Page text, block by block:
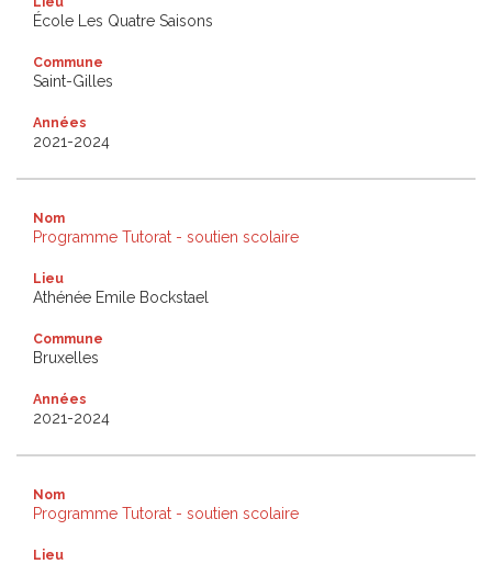
École Les Quatre Saisons
Commune
Saint-Gilles
Années
2021-2024
Nom
Programme Tutorat - soutien scolaire
Lieu
Athénée Emile Bockstael
Commune
Bruxelles
Années
2021-2024
Nom
Programme Tutorat - soutien scolaire
Lieu